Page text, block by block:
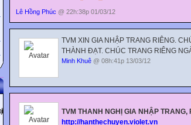
Lê Hồng Phúc @ 22h:38p 01/03/12
TVM XIN GIA NHẬP TRANG RIÊNG.
THÀNH ĐẠT. CHÚC TRANG RIÊNG
Minh Khuê @ 08h:41p 13/03/12
TVM THANH NGHỊ GIA NHẬP
http://hanthechuyen.violet.vn